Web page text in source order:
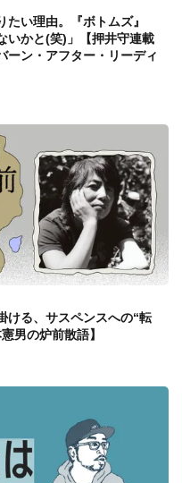
い理由。『ボトムズ』
いかと(笑)」【押井守連載
ーン・アフター・リーディ
ける、サスペンスへの“転
男の炉前散語】